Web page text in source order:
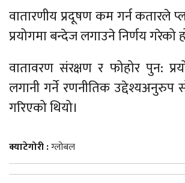
वातारणीय प्रदूषण कम गर्न कतारले
प्रयोगमा बन्देज लगाउने निर्णय गरेको
वातावरण संरक्षण र फोहोर पुन:
लगानी गर्ने रणनीतिक उद्देश्यअनुरुप
गरिएको थियो।
क्याटेगोरी :ग्लोबल